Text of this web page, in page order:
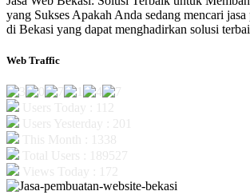
yang Sukses Apakah Anda sedang mencari
di Bekasi yang dapat menghadirkan solusi
Web Traffic